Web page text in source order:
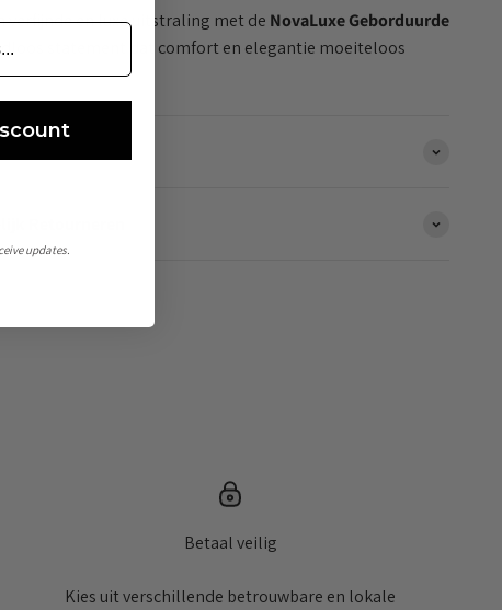
verfijnde en luxe uitstraling met de NovaLuxe Geborduurde
statement dat comfort en elegantie moeiteloos
Betaal veilig
Kies uit verschillende betrouwbare en lokale
updates.